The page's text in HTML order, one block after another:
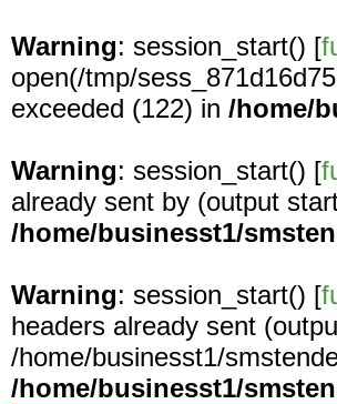
Warning: session_start() [
open(/tmp/
exceeded (122) in /home/
Warning: session_start() [
already sent by (output
/home/businesst1/
Warning: session_start() [
headers already sent
/home/businesst1/
/home/businesst1/